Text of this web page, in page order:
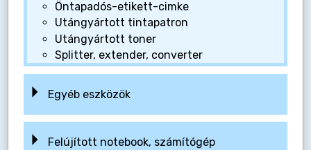
Öntapadós-etikett-cimke
Utángyártott tintapatron
Utángyártott toner
Splitter, extender, converter
Egyéb eszközök
Felújított notebook, számítógép